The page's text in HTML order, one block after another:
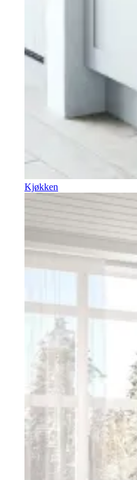
Kjøkken